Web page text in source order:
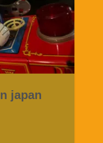
japan